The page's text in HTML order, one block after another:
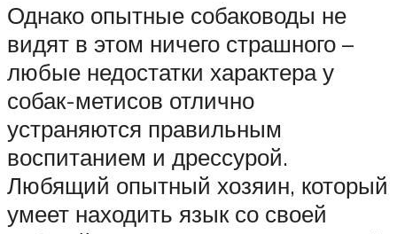
Однако опытные собаководы не
видят в этом ничего страшного –
любые недостатки характера у
собак-метисов отлично
устраняются правильным
воспитанием и дрессурой.
Любящий опытный хозяин, который
умеет находить язык со своей